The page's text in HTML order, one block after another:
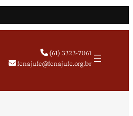
(61) 3323-7061
fenajufe@fenajufe.org.br